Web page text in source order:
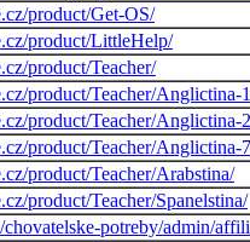
product/Get-OS/
product/LittleHelp/
product/Teacher/
product/Teacher/Anglictina-
product/Teacher/Anglictina-
product/Teacher/Anglictina-
product/Teacher/Arabstina/
product/Teacher/Spanelstina/
potreby/admin/